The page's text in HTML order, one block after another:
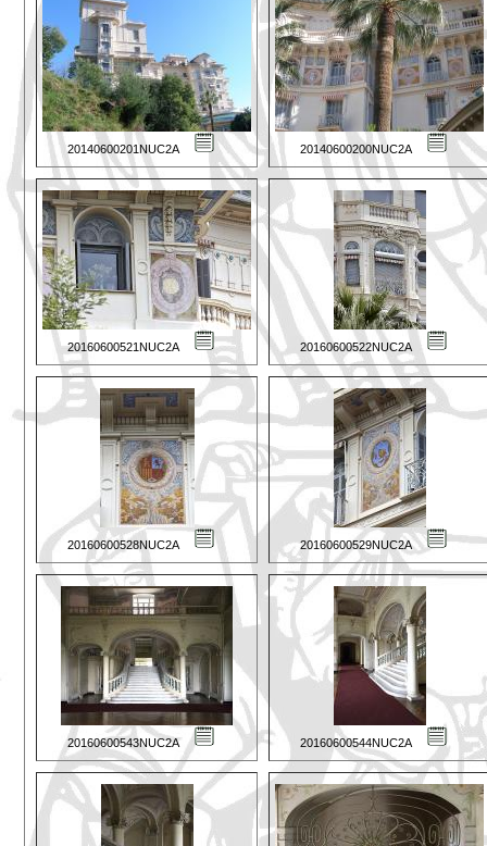
20140600201NUC2A 20140600200NUC2A
20160600521NUC2A 20160600522NUC2A
20160600528NUC2A 20160600529NUC2A
20160600543NUC2A 20160600544NUC2A